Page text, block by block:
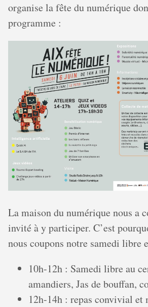
organise la fête du numérique
programme :
La maison du numérique nous a
invité à y participer. C’est
nous coupons notre samedi libre
10h-12h : Samedi libre au
amandiers, Jas de bouffan,
12h-14h : repas convivial